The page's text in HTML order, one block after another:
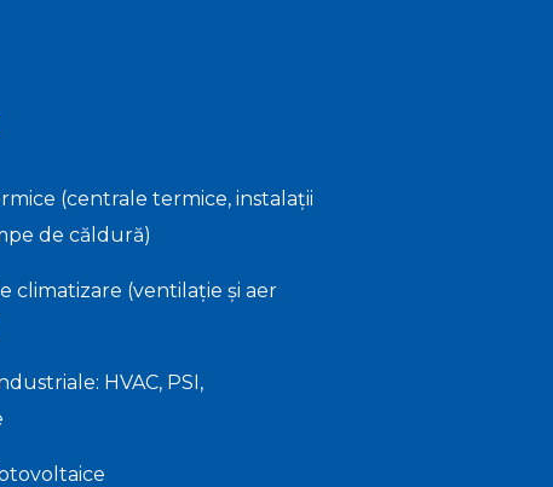
(centrale termice, instalații
de căldură)
climatizare (ventilație și aer
HVAC, PSI,